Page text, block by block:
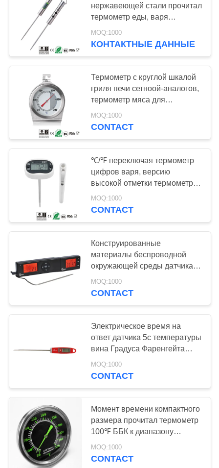
нержавеющей стали прочитал
термометр еды, варя
изоляцию жары термометра
зонда хорошую
MOQ:1000
КОНТАКТНЫЕ ДАННЫЕ
Термометр с круглой шкалой
гриля печи сетноой-аналогов,
термометр мяса для
деревянных горящих плит
MOQ:1000
CONTACT
℃/℉ переключая термометр
цифров варя, версию
высокой отметки термометра
печи ББК
MOQ:1000
CONTACT
Конструированные
материалы беспроводной
окружающей среды датчика
температуры ББК цифров
дружелюбные
MOQ:1000
CONTACT
Электрическое время на
ответ датчика 5с температуры
вина Градуса Фаренгейта
ультракрасное быстрое
MOQ:1000
CONTACT
Момент времени компактного
размера прочитал термометр
100℉ ББК к диапазону
температур мяса 900℉
MOQ:1000
CONTACT